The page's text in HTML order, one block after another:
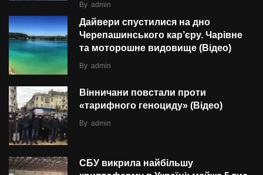
By admin
Дайвери спустилися на дно
Черепашинського кар’єру. Чарівне
та моторошне видовище (Відео)
By admin
Вінничани повстали проти
«тарифного геноциду» (Відео)
By admin
СБУ викрила найбільшу